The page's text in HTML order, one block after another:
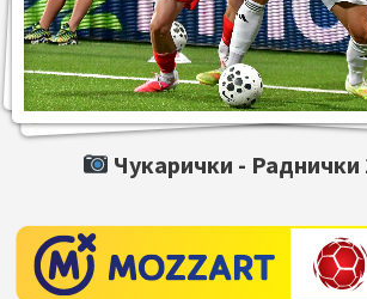
Чукарички - Раднички